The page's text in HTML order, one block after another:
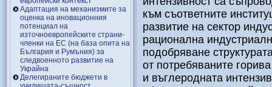
Адаптация на механизмите за
оценка на иновационния
потенциал на
източноевропейските страни-
членки на ЕС (на база опита на
България и Румъния) за
следвоенното развитие на
Украйна
Делегираните бюджети в
към съответните
развитие на сектор
рационална
подобряване
от потребяваните
и въглеродната